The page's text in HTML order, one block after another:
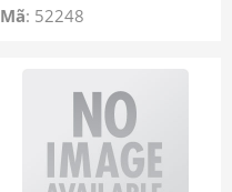
Mã: 52248